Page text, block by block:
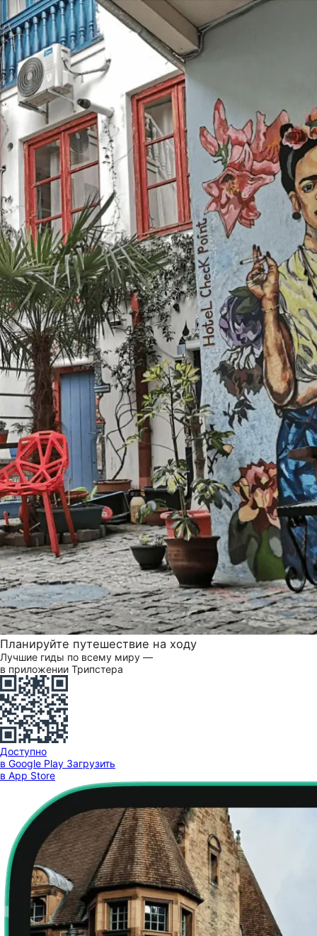
Планируйте путешествие на ходу
Лучшие гиды по всему миру —
в приложении Трипстера
Доступно
в Google Play Загрузить
в App Store